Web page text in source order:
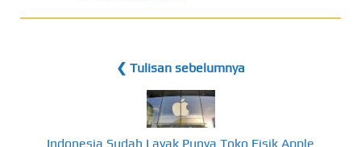
❮ Tulisan sebelumnya
Indonesia Sudah Layak Punya Toko Fisik Apple